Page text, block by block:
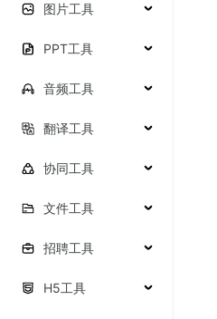
图片工具
PPT工具
音频工具
翻译工具
协同工具
文件工具
招聘工具
H5工具